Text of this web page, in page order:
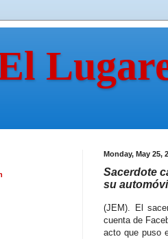
Monday, May 25,
Sacerdote
su
(JEM). El
cuenta de
acto que puso